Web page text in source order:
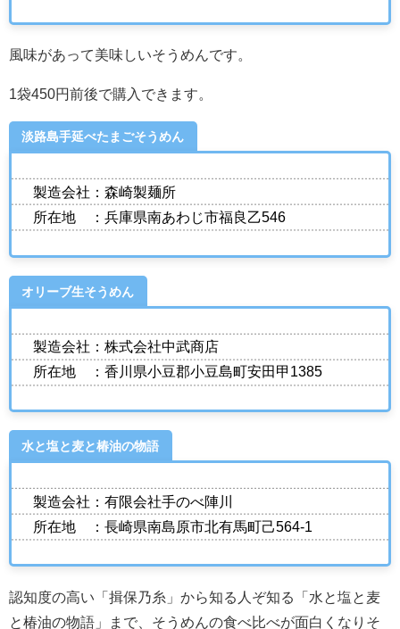
風味があって美味しいそうめんです。
1袋450円前後で購入できます。
淡路島手延べたまごそうめん
製造会社：森崎製麺所
所在地 ：兵庫県南あわじ市福良乙546
オリーブ生そうめん
製造会社：株式会社中武商店
所在地 ：香川県小豆郡小豆島町安田甲1385
水と塩と麦と椿油の物語
製造会社：有限会社手のべ陣川
所在地 ：長崎県南島原市北有馬町己564-1
認知度の高い「揖保乃糸」から知る人ぞ知る「水と塩と麦
と椿油の物語」まで、そうめんの食べ比べが面白くなりそ